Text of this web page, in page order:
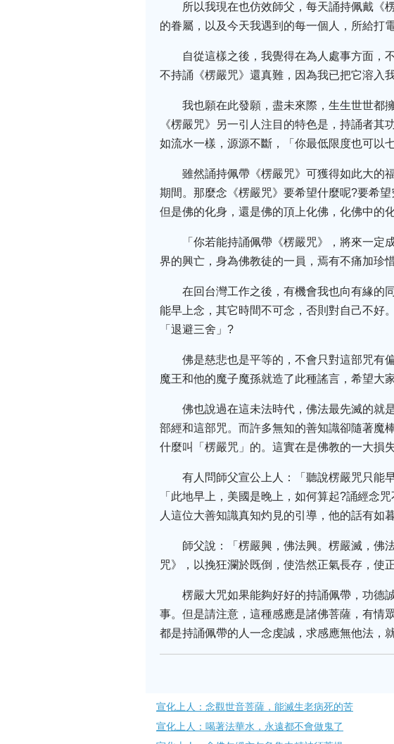
所以我現在也仿效師父，每天誦持佩戴《
的眷屬，以及今天我遇到的每一個人，所給打
自從這樣之後，我覺得在為人處事方面，
不持誦《楞嚴咒》還真難，因為我已把它溶入
我也願在此發願，盡未來際，生生世世都
《楞嚴咒》另一引人注目的特色是，持誦者
如流水一樣，源源不斷，「你最低限度也可以
雖然誦持佩帶《楞嚴咒》可獲得如此大的
期間。那麼念《楞嚴咒》要希望什麼呢?要希
但是佛的化身，還是佛的頂上化佛，化佛中的化
「你若能持誦佩帶《楞嚴咒》，將來一
界的興亡，身為佛教徒的一員，焉有不痛加珍
在回台灣工作之後，有機會我也向有緣的
能早上念，其它時間不可念，否則對自己不好
「退避三舍」?
佛是慈悲也是平等的，不會只對這部咒有
魔王和他的魔子魔孫就造了此種謠言，希望大
佛也說過在這未法時代，佛法最先滅的就
部經和這部咒。而許多無知的善知識卻隨著魔
什麼叫「楞嚴咒」的。這實在是佛教的一大損失
有人問師父宣公上人：「聽說楞嚴咒只能
「此地早上，美國是晚上，如何算起?誦經念
人這位大善知識真知灼見的引導，他的話有如
師父說：「楞嚴興，佛法興。楞嚴滅，佛
咒》，以挽狂瀾於既倒，使浩然正氣長存，使
楞嚴大咒如果能夠好好的持誦佩帶，功德
事。但是請注意，這種感應是諸佛菩薩，有情
都是持誦佩帶的人一念虔誠，求感應無他法，
宣化上人：念觀世音菩薩，能滅生老病死的苦
宣化上人：喝著法華水，永遠都不會做鬼了